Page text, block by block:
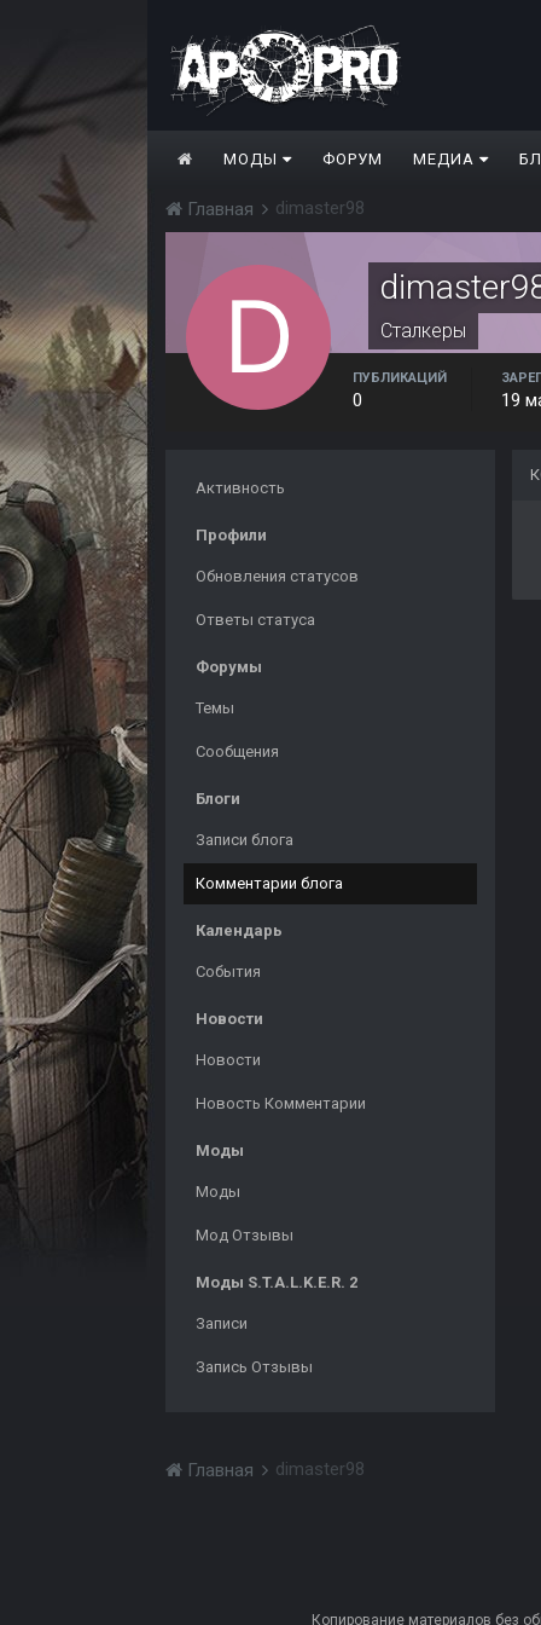
МОДЫ ФОРУМ МЕДИА
Главная dimaster98
Сталкеры
ПУБЛИКАЦИЙ
0 19
Активность
Профили
Обновления статусов
Ответы статуса
Форумы
Темы
Сообщения
Блоги
Записи блога
Комментарии блога
Календарь
События
Новости
Новости
Новость Комментарии
Моды
Моды
Мод Отзывы
Моды S.T.A.L.K.E.R. 2
Записи
Запись Отзывы
Главная dimaster98
Копирование материалов без